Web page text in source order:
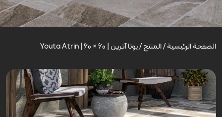
الصفحة الرئيسية/المنتج/یوتا آترین | Youta Atrin | 60 × 60